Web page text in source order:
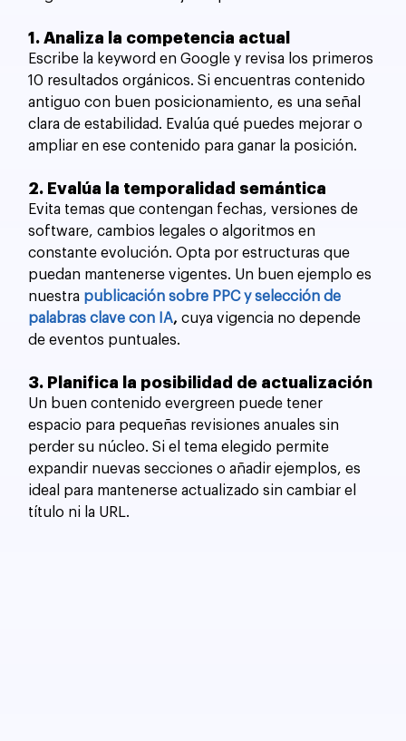
1. Analiza la competencia actual
Escribe la keyword en Google y revisa los primeros
10 resultados orgánicos. Si encuentras contenido
antiguo con buen posicionamiento, es una señal
clara de estabilidad. Evalúa qué puedes mejorar o
ampliar en ese contenido para ganar la posición.
2. Evalúa la temporalidad semántica
Evita temas que contengan fechas, versiones de
software, cambios legales o algoritmos en
constante evolución. Opta por estructuras que
puedan mantenerse vigentes. Un buen ejemplo es
nuestra publicación sobre PPC y selección de
palabras clave con IA, cuya vigencia no depende
de eventos puntuales.
3. Planifica la posibilidad de actualización
Un buen contenido evergreen puede tener
espacio para pequeñas revisiones anuales sin
perder su núcleo. Si el tema elegido permite
expandir nuevas secciones o añadir ejemplos, es
ideal para mantenerse actualizado sin cambiar el
título ni la URL.